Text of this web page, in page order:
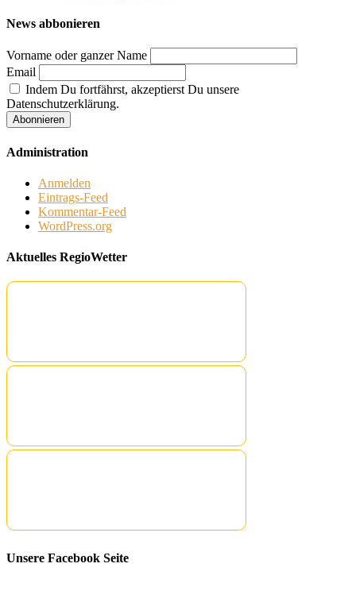
News abbonieren
Vorname oder ganzer Name
Email
Indem Du fortfährst, akzeptierst Du unsere
Datenschutzerklärung.
Administration
Anmelden
Eintrags-Feed
Kommentar-Feed
WordPress.org
Aktuelles RegioWetter
Unsere Facebook Seite